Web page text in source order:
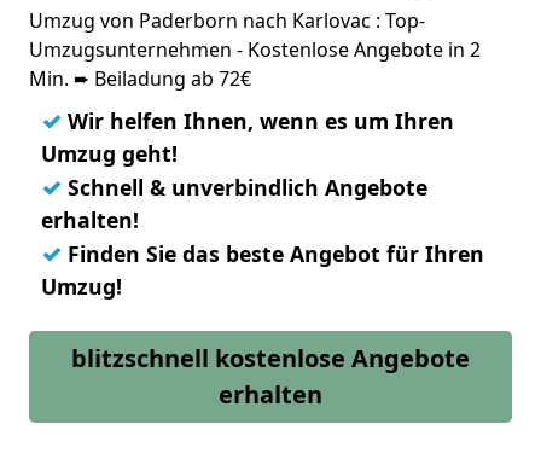
Umzug von Paderborn nach Karlovac : Top-
Umzugsunternehmen - Kostenlose Angebote in 2
Min. ➨ Beiladung ab 72€
✓ Wir helfen Ihnen, wenn es um Ihren
Umzug geht!
✓ Schnell & unverbindlich Angebote
erhalten!
✓ Finden Sie das beste Angebot für Ihren
Umzug!
blitzschnell kostenlose Angebote
erhalten